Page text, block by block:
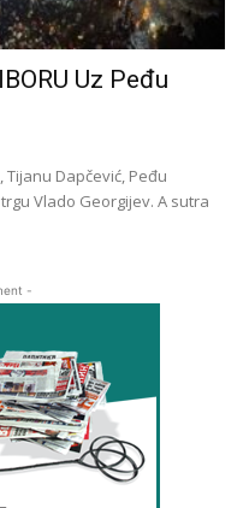
Uz Peđu
Dapčević, Peđu
Vlado Georgijev. A sutra
-